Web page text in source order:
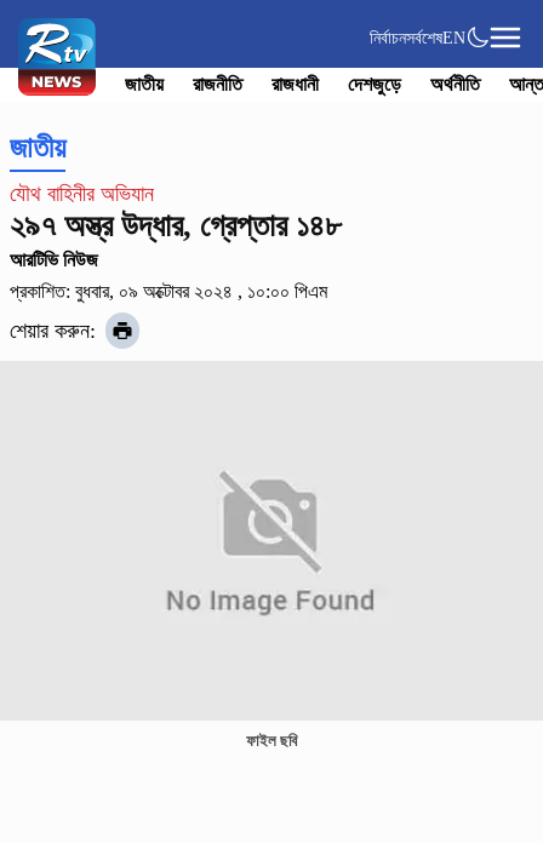
নির্বাচনসর্বশেষEN
জাতীয় রাজনীতি রাজধানী দেশজুড়ে অর্থনীতি
জাতীয়
যৌথ বাহিনীর অভিযান
২৯৭ অস্ত্র উদ্ধার, গ্রেপ্তার ১৪৮
আরটিভি নিউজ
প্রকাশিত: বুধবার, ০৯ অক্টোবর ২০২৪ , ১০:০০ পিএম
শেয়ার করুন:
ফাইল ছবি